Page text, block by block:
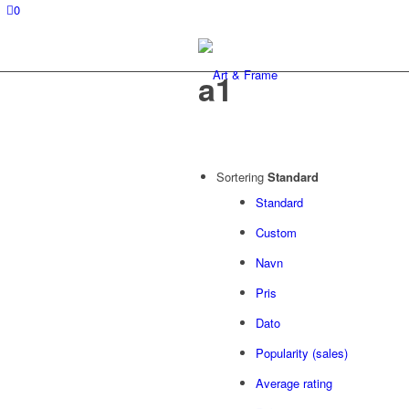
0
a1
Sortering Standard
Standard
Custom
Navn
Pris
Dato
Popularity (sales)
Average rating